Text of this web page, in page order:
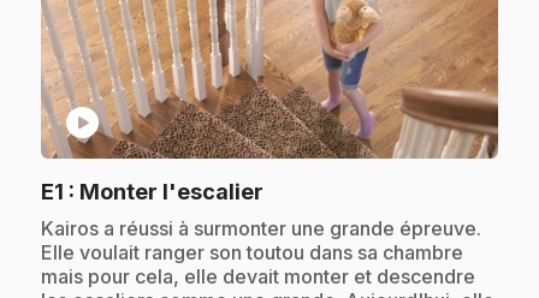
play_circle
E1 : Monter l'escalier
.Kairos a réussi à surmonter une grande épreuve.
Elle voulait ranger son toutou dans sa chambre
mais pour cela, elle devait monter et descendre